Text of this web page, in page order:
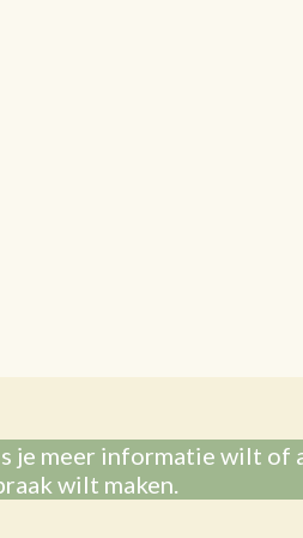
je meer informatie wilt of
wilt maken.